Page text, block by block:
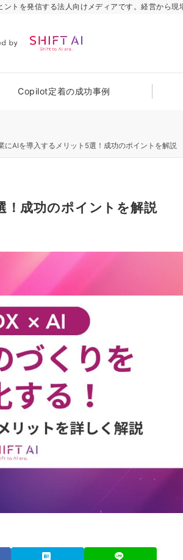
トを発信する法人向けメディアです。経営から現
Copilot定着の成功事例
にAIを導入するメリット5選！成功のポイントを解説
成功のポイントを解説